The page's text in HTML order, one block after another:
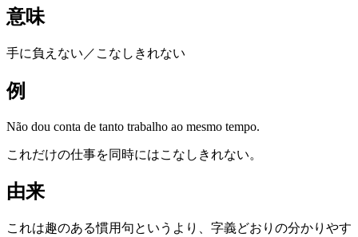
意味
手に負えない／こなしきれない
例
Não dou conta de tanto trabalho ao mesmo tempo.
これだけの仕事を同時にはこなしきれない。
由来
これは趣のある慣用句というより、字義どおりの分かりやす